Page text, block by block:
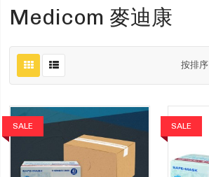
Medicom 麥迪康
按排序
SALE SALE